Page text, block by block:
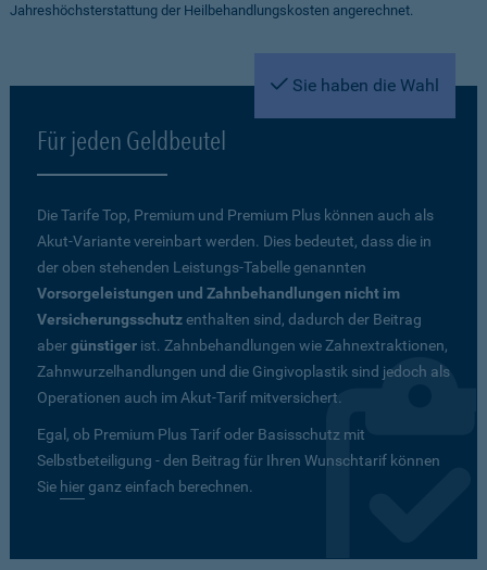
Jahreshöchsterstattung der Heilbehandlungskosten angerechnet.
Sie haben die Wahl
Für jeden Geldbeutel
Die Tarife Top, Premium und Premium Plus können auch als
Akut-Variante vereinbart werden. Dies bedeutet, dass die in
der oben stehenden Leistungs-Tabelle genannten
Vorsorgeleistungen und Zahnbehandlungen nicht im
Versicherungsschutzenthalten sind, dadurch der Beitrag
abergünstiger ist. Zahnbehandlungen wie Zahnextraktionen,
Zahnwurzelhandlungen und die Gingivoplastik sind jedoch als
Operationen auch im Akut-Tarif mitversichert.
Egal, ob Premium Plus Tarif oder Basisschutz mit
Selbstbeteiligung - den Beitrag für Ihren Wunschtarif können
Sie hierganz einfach berechnen.